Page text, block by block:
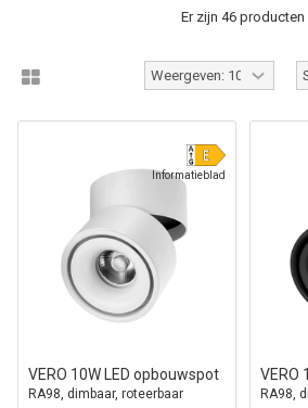
Er zijn 46 producten
Informatieblad
VERO 10W LED opbouwspot
RA98, dimbaar, roteerbaar
VERO
RA98,